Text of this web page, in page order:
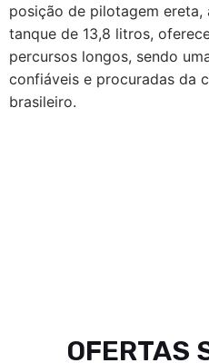
posição de pilotagem
tanque de 13,8 litros,
percursos longos, sendo
confiáveis e procuradas da
brasileiro.
OFERTAS